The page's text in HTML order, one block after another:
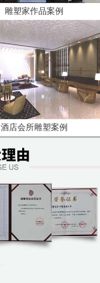
雕塑家作品案例
酒店会所雕塑案例